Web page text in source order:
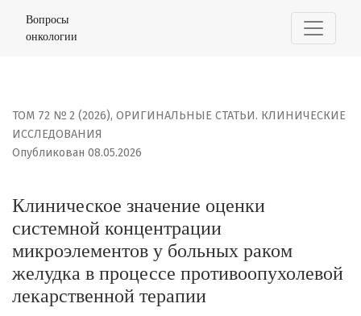
Клиническое значение оценки системной
Вопросы
онкологии
ТОМ 72 № 2 (2026), ОРИГИНАЛЬНЫЕ СТАТЬИ. КЛИНИЧЕСКИЕ
ИССЛЕДОВАНИЯ
Клиническое значение оценки
системной концентрации
микроэлементов у больных раком
желудка в процессе противоопухолевой
лекарственной терапии
Опубликован 08.05.2026